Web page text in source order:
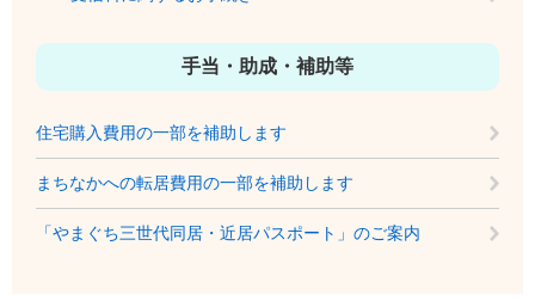
手当・助成・補助等
住宅購入費用の一部を補助します
まちなかへの転居費用の一部を補助します
「やまぐち三世代同居・近居パスポート」のご案内